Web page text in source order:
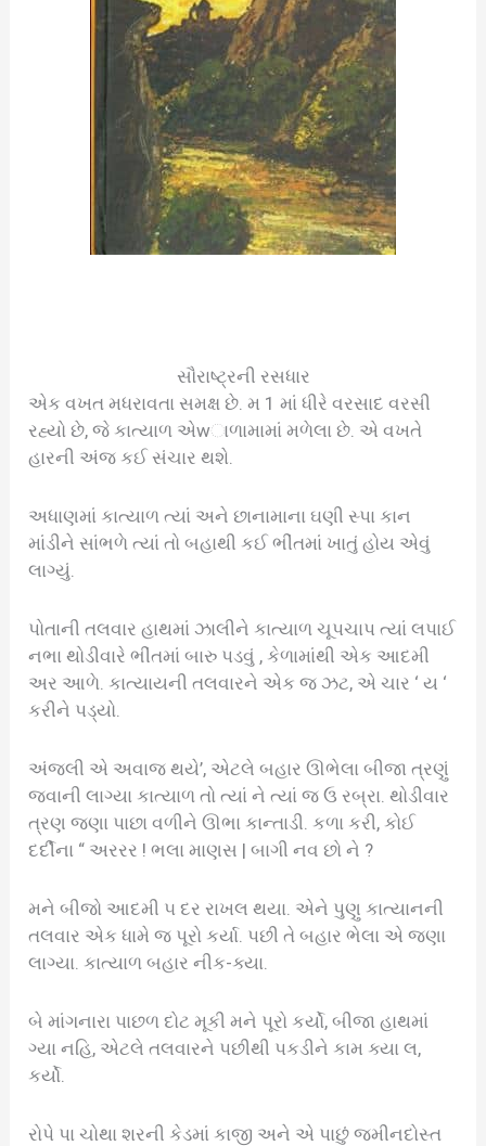
સૌરાષ્ટ્રની રસધાર
એક વખત મધરાવતા સમક્ષ છે. મ 1 માં ધીરે વરસાદ વરસી
રહ્યો છે, જે કાત્યાળ એwાળામામાં મળેલા છે. એ વખતે
હારની અંજ કઈ સંચાર થશે.
અધાણમાં કાત્યાળ ત્યાં અને છાનામાના ઘણી સ્પા કાન
માંડીને સાંભળે ત્યાં તો બહાથી કઈ ભીંતમાં ખાતું હોય એવું
લાગ્યું.
પોતાની તલવાર હાથમાં ઝાલીને કાત્યાળ ચૂપચાપ ત્યાં લપાઈ
નભા થોડીવારે ભીંતમાં બારુ પડવું , કેળામાંથી એક આદમી
અર આળે. કાત્યાયની તલવારને એક જ ઝટ, એ ચાર ‘ ય ‘
કરીને પડ્યો.
અંજલી એ અવાજ થયે’, એટલે બહાર ઊભેલા બીજા ત્રણું
જવાની લાગ્યા કાત્યાળ તો ત્યાં ને ત્યાં જ ઉ રબ્રા. થોડીવાર
ત્રણ જણા પાછા વળીને ઊભા કાન્તાડી. કળા કરી, કોઈ
દર્દીના “ અરરર ! ભલા માણસ | બાગી નવ છો ને ?
મને બીજો આદમી ૫ દર રાખલ થયા. એને પુણુ કાત્યાનની
તલવાર એક ધામે જ પૂરો કર્યા. પછી તે બહાર ભેલા એ જણા
લાગ્યા. કાત્યાળ બહાર નીક-ક્યા.
બે માંગનારા પાછળ દોટ મૂકી મને પૂરો કર્યો, બીજા હાથમાં
ગ્યા નહિ, એટલે તલવારને પછીથી પકડીને કામ ક્યા લ,
કર્યો.
રોપે પા ચોથા શરની કેડમાં કાજી અને એ પાછું જમીનદોસ્ત